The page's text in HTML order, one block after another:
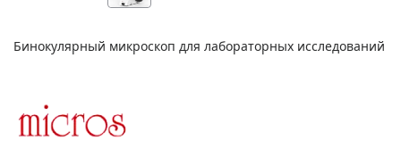
Бинокулярный микроскоп для лабораторных исследований